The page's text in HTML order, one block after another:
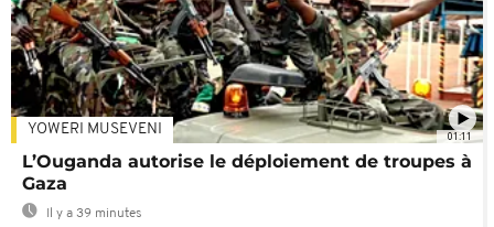
01:11
YOWERI MUSEVENI
L’Ouganda autorise le déploiement de troupes à
Gaza
Il y a 39 minutes